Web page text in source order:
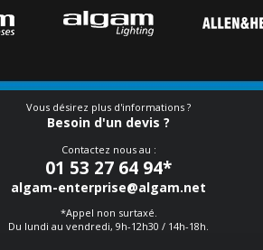
Vous désirez plus d'informations ?
Besoin d'un devis ?
Contactez nous au :
01 53 27 64 94*
algam-enterprise@algam.net
*Appel non surtaxé.
Du lundi au vendredi, 9h-12h30 / 14h-18h.